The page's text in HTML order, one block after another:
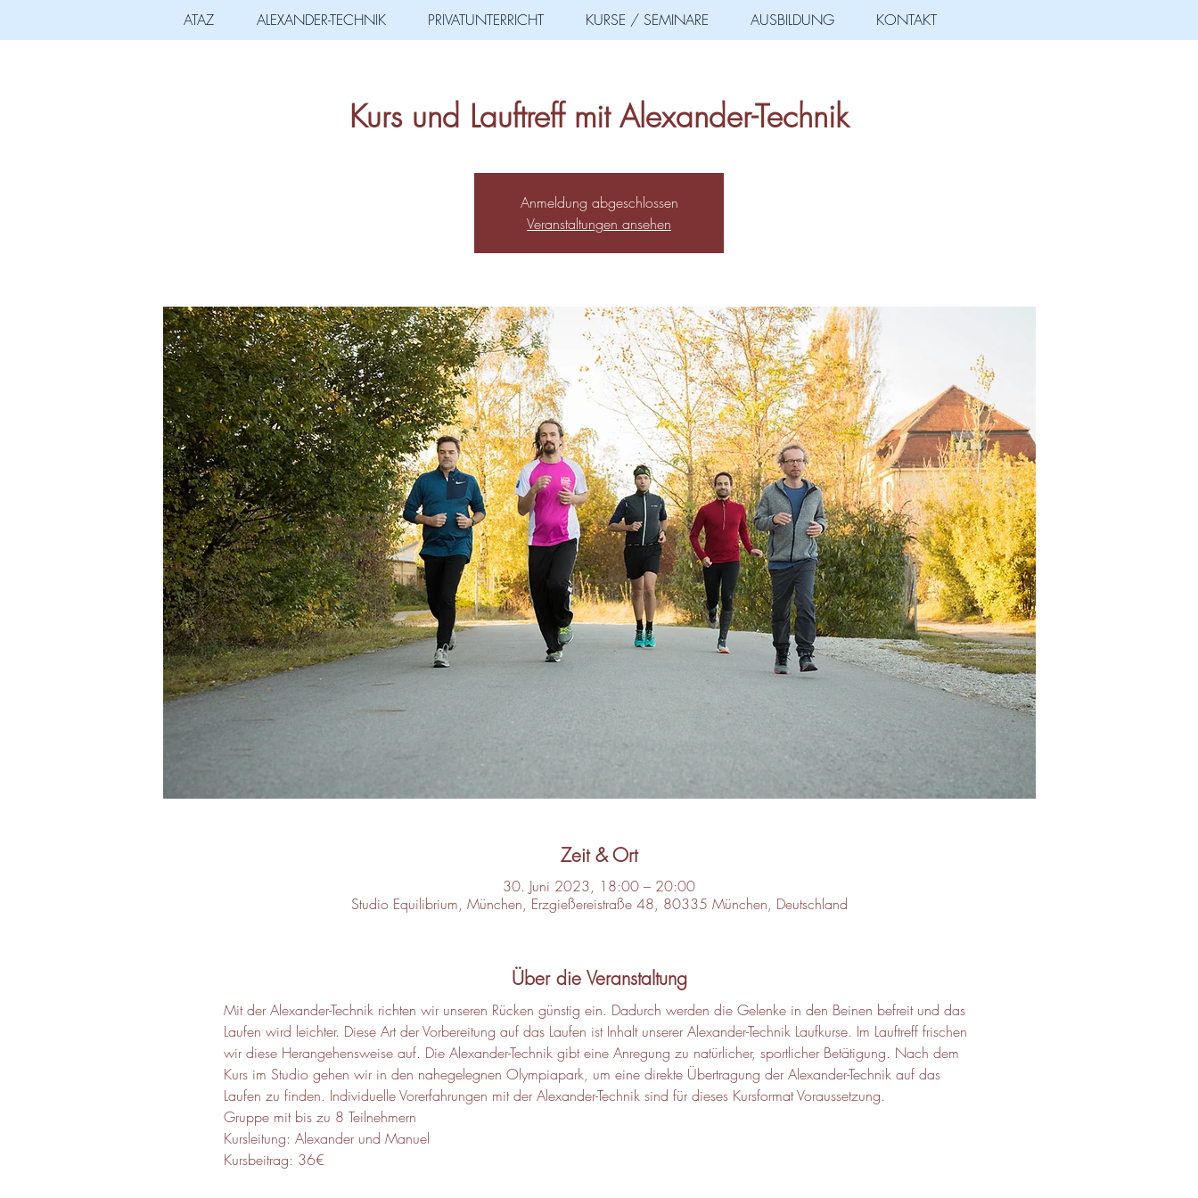
ATAZ ALEXANDER-TECHNIK PRIVATUNTERRICHT KURSE / SEMINARE AUSBILDUNG KONTAKT
Kurs und Lauftreff mit Alexander-Technik
Anmeldung abgeschlossen
Veranstaltungen ansehen
Zeit & Ort
30. Juni 2023, 18:00 – 20:00
Studio Equilibrium, München, Erzgießereistraße 48, 80335 München, Deutschland
Über die Veranstaltung
Mit der Alexander-Technik richten wir unseren Rücken günstig ein. Dadurch werden die Gelenke in den Beinen befreit und das
Laufen wird leichter. Diese Art der Vorbereitung auf das Laufen ist Inhalt unserer Alexander-Technik Laufkurse. Im Lauftreff frischen
wir diese Herangehensweise auf. Die Alexander-Technik gibt eine Anregung zu natürlicher, sportlicher Betätigung. Nach dem
Kurs im Studio gehen wir in den nahegelegnen Olympiapark, um eine direkte Übertragung der Alexander-Technik auf das
Laufen zu finden. Individuelle Vorerfahrungen mit der Alexander-Technik sind für dieses Kursformat Voraussetzung.
Gruppe mit bis zu 8 Teilnehmern
Kursleitung: Alexander und Manuel
Kursbeitrag: 36€